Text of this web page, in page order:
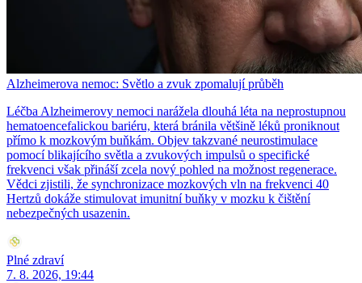
Alzheimerova nemoc: Světlo a zvuk zpomalují průběh
Léčba Alzheimerovy nemoci narážela dlouhá léta na neprostupnou
hematoencefalickou bariéru, která bránila většině léků proniknout
přímo k mozkovým buňkám. Objev takzvané neurostimulace
pomocí blikajícího světla a zvukových impulsů o specifické
frekvenci však přináší zcela nový pohled na možnost regenerace.
Vědci zjistili, že synchronizace mozkových vln na frekvenci 40
Hertzů dokáže stimulovat imunitní buňky v mozku k čištění
nebezpečných usazenin.
Plné zdraví
7. 8. 2026, 19:44